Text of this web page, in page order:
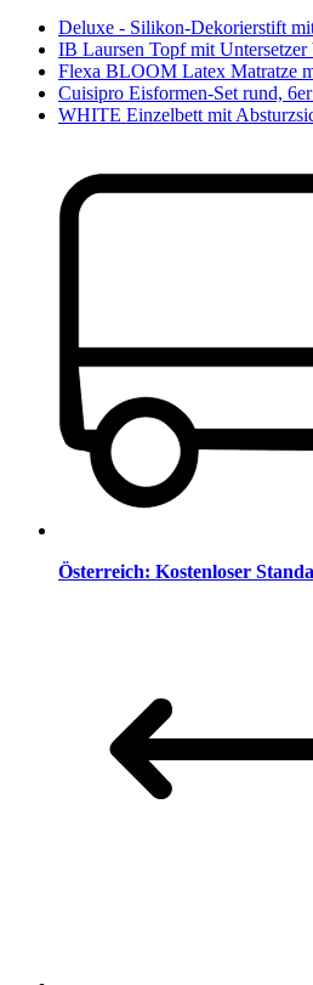
Deluxe - Silikon-Dekorierstift
IB Laursen Topf mit Untersetzer
Flexa BLOOM Latex Matratze
Cuisipro Eisformen-Set rund,
WHITE Einzelbett mit
Österreich: Kostenloser